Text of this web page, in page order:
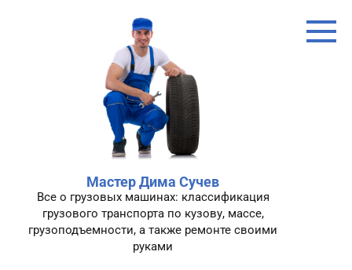
Мастер Дима Сучев
Все о грузовых машинах: классификация
грузового транспорта по кузову, массе,
грузоподъемности, а также ремонте своими
руками